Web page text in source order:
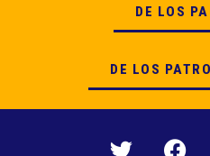
DE LOS
DE LOS